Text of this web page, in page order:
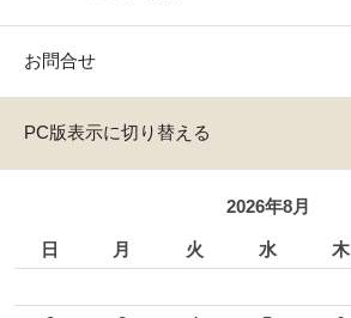
お問合せ
PC版表示に切り替える
2026年8月
日 月 火 水 木